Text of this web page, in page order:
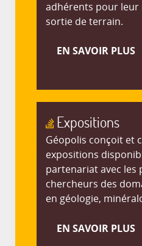
adhérents pour leur
sortie de terrain.
EN SAVOIR PLUS
Expositions
Géopolis conçoit et
expositions
partenariat avec les
chercheurs des
en géologie,
EN SAVOIR PLUS